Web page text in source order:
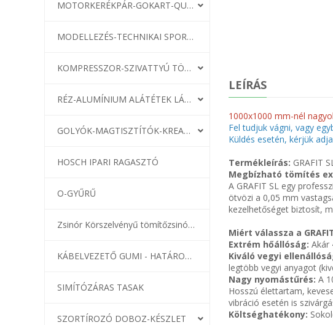
MOTORKERÉKPÁR-GOKART-QUAD-CSÓNAKMOTOR TÖMÍTÉS
MODELLEZÉS-TECHNIKAI SPORT-MODELLSPORT
KOMPRESSZOR-SZIVATTYÚ TÖMÍTÉS
RÉZ-ALUMÍNIUM ALÁTÉTEK LÁGYÍTVA
GOLYÓK-MAGTISZTÍTÓK-KREATÍV
HOSCH IPARI RAGASZTÓ
O-GYŰRŰ
Zsinór Körszelvényű tömítőzsinórok
KÁBELVEZETŐ GUMI - HATÁROLÓK
SIMÍTÓZÁRAS TASAK
SZORTÍROZÓ DOBOZ-KÉSZLET
LEÍRÁS
1000x1000 mm-nél
Fel tudjuk vágni, vagy
Küldés esetén, kérjük
Termékleírás: GRAFIT
Megbízható tömítés
A GRAFIT SL egy
ötvözi a 0,05 mm
kezelhetőséget biztosít,
Miért válassza a
Extrém hőállóság: Akár
Kiváló vegyi
legtöbb vegyi anyagot
Nagy nyomástűrés: A
Hosszú élettartam,
vibráció esetén is
Költséghatékony: